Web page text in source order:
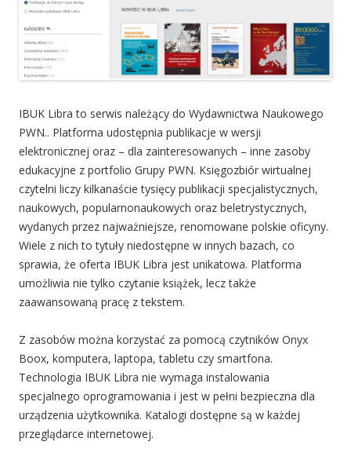
IBUK Libra to serwis należący do Wydawnictwa Naukowego
PWN.. Platforma udostępnia publikacje w wersji
elektronicznej oraz – dla zainteresowanych – inne zasoby
edukacyjne z portfolio Grupy PWN. Księgozbiór wirtualnej
czytelni liczy kilkanaście tysięcy publikacji specjalistycznych,
naukowych, popularnonaukowych oraz beletrystycznych,
wydanych przez najważniejsze, renomowane polskie oficyny.
Wiele z nich to tytuły niedostępne w innych bazach, co
sprawia, że oferta IBUK Libra jest unikatowa. Platforma
umożliwia nie tylko czytanie książek, lecz także
zaawansowaną pracę z tekstem.
Z zasobów można korzystać za pomocą czytników Onyx
Boox, komputera, laptopa, tabletu czy smartfona.
Technologia IBUK Libra nie wymaga instalowania
specjalnego oprogramowania i jest w pełni bezpieczna dla
urządzenia użytkownika. Katalogi dostępne są w każdej
przeglądarce internetowej.